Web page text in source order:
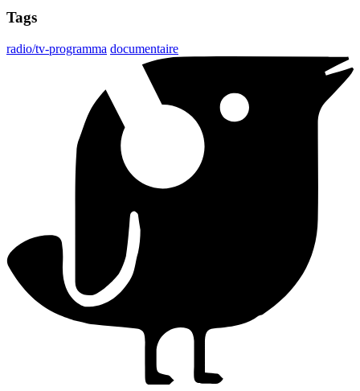
Tags
radio/tv-programma documentaire